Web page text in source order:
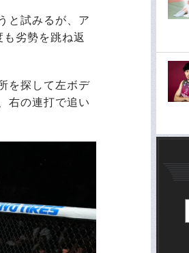
と試みるが、ア
劣勢を跳ね返
を探して左ボデ
右の連打で追い